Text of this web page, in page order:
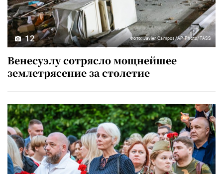
12 Фото: Javier Campos/AP Photo/TASS
Венесуэлу сотрясло мощнейшее
землетрясение за столетие